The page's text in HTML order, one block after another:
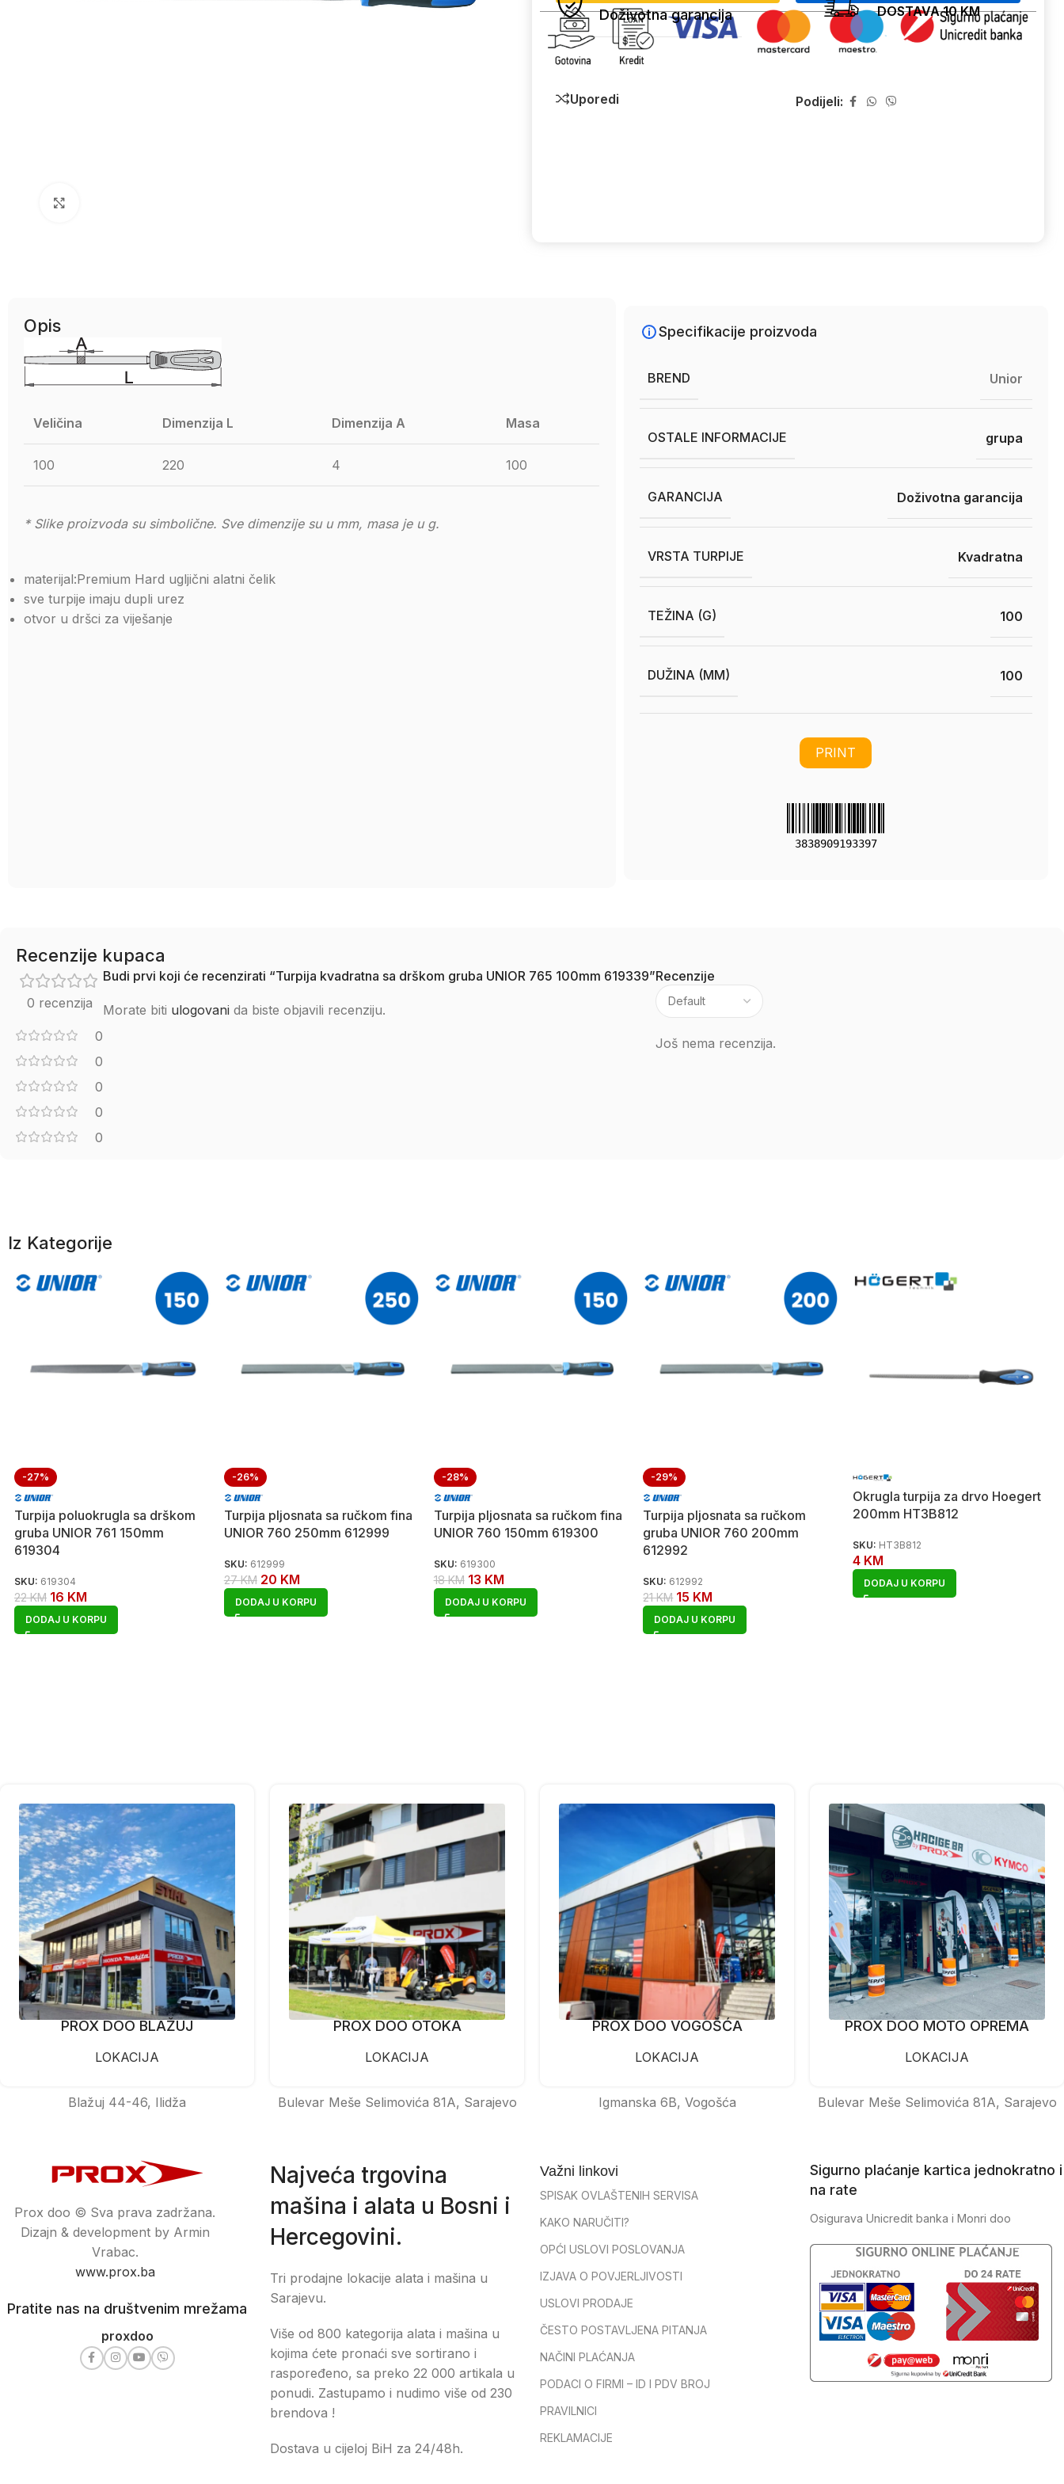
Doživotna garancija DOSTAVA 10 KM
Uporedi Podijeli:
Opis
Veličina Dimenzija L Dimenzija A Masa
100 220 4 100
* Slike proizvoda su simbolične. Sve dimenzije su u mm, masa je u g.
materijal:Premium Hard ugljični alatni čelik
sve turpije imaju dupli urez
otvor u dršci za viješanje
Specifikacije proizvoda
BREND Unior
OSTALE INFORMACIJE grupa
GARANCIJA Doživotna garancija
VRSTA TURPIJE Kvadratna
TEŽINA (G) 100
DUŽINA (MM) 100
PRINT
3838909193397
Recenzije kupaca
0 recenzija
0
0
0
0
0
Recenzije
Još nema recenzija.
Budi prvi koji će recenzirati “Turpija kvadratna sa drškom gruba UNIOR 765 100mm 619339”
Morate biti ulogovani da biste objavili recenziju.
Iz Kategorije
-27%
Turpija poluokrugla sa drškom
gruba UNIOR 761 150mm
619304
SKU: 619304
22KM 16 KM
DODAJ U KORPU
-26%
Turpija pljosnata sa ručkom fina
UNIOR 760 250mm 612999
SKU: 612999
27KM 20 KM
DODAJ U KORPU
-28%
Turpija pljosnata sa ručkom fina
UNIOR 760 150mm 619300
SKU: 619300
18KM 13 KM
DODAJ U KORPU
-29%
Turpija pljosnata sa ručkom
gruba UNIOR 760 200mm
612992
SKU: 612992
21KM 15 KM
DODAJ U KORPU
Okrugla turpija za drvo Hoegert
200mm HT3B812
SKU: HT3B812
4 KM
DODAJ U KORPU
PROX DOO BLAŽUJ
LOKACIJA
Blažuj 44-46, Ilidža
PROX DOO OTOKA
LOKACIJA
Bulevar Meše Selimovića 81A, Sarajevo
PROX DOO VOGOŠĆA
LOKACIJA
Igmanska 6B, Vogošća
PROX DOO MOTO OPREMA
LOKACIJA
Bulevar Meše Selimovića 81A, Sarajevo
Prox doo © Sva prava zadržana.
Dizajn & development by Armin
Vrabac.
www.prox.ba
Pratite nas na društvenim mrežama
proxdoo
Najveća trgovina
mašina i alata u Bosni i
Hercegovini.
Tri prodajne lokacije alata i mašina u
Sarajevu.
Više od 800 kategorija alata i mašina u
kojima ćete pronaći sve sortirano i
raspoređeno, sa preko 22 000 artikala u
ponudi. Zastupamo i nudimo više od 230
brendova !
Dostava u cijeloj BiH za 24/48h.
Važni linkovi
SPISAK OVLAŠTENIH SERVISA
KAKO NARUČITI?
OPĆI USLOVI POSLOVANJA
IZJAVA O POVJERLJIVOSTI
USLOVI PRODAJE
ČESTO POSTAVLJENA PITANJA
NAČINI PLAĆANJA
PODACI O FIRMI – ID I PDV BROJ
PRAVILNICI
REKLAMACIJE
Sigurno plaćanje kartica jednokratno i
na rate
Osigurava Unicredit banka i Monri doo